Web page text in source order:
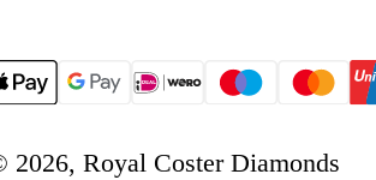
2026, Royal Coster Diamonds